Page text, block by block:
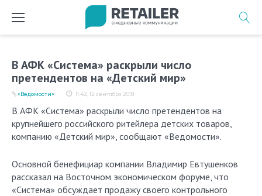
В АФК «Система» раскрыли число
претендентов на «Детский мир»
11:42, 12 сентября 2018
«Ведомости»
В АФК «Система» раскрыли число претендентов на
крупнейшего российского ритейлера детских товаров,
компанию «Детский мир», сообщают «Ведомости».
Основной бенефициар компании Владимир Евтушенков
рассказал на Восточном экономическом форуме, что
«Система» обсуждает продажу своего контрольного